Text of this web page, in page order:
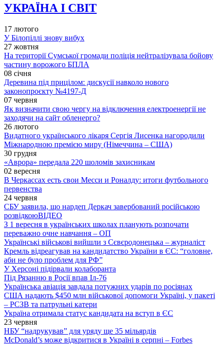
УКРАЇНА І СВІТ
17 лютого
У Білопіллі знову вибух
27 жовтня
На території Сумської громади поліція нейтралізувала бойову
частину ворожого БПЛА
08 січня
Деревина під прицілом: дискусії навколо нового
законопроєкту №4197-Д
07 червня
Як визначити свою чергу на відключення електроенергії не
заходячи на сайт обленерго?
26 лютого
Видатного українського лікаря Сергія Лисенка нагородили
Міжнародною премією миру (Німеччина – США)
30 грудня
«Аврора» передала 220 шоломів захисникам
02 вересня
В Черкассах есть свои Месси и Роналду: итоги футбольного
первенства
24 червня
СБУ заявила, що нардеп Деркач завербований російською
розвідкоюВІДЕО
З 1 вересня в українських школах планують розпочати
переважно очне навчання – ОП
Українські військові вийшли з Сєвєродонецька – журналіст
Кремль відреагував на кандидатство України в ЄС: “головне,
аби не було проблем для РФ”
У Херсоні підірвали колаборанта
Під Рязанню в Росії впав Іл-76
Українська авіація завдала потужних ударів по росіянах
США надають $450 млн військової допомоги Україні, у пакеті
– РСЗВ та патрульні катери
Україна отримала статус кандидата на вступ в ЄС
23 червня
НБУ “надрукував” для уряду ще 35 мільярдів
McDonald’s може відкритися в Україні в серпні – Forbes